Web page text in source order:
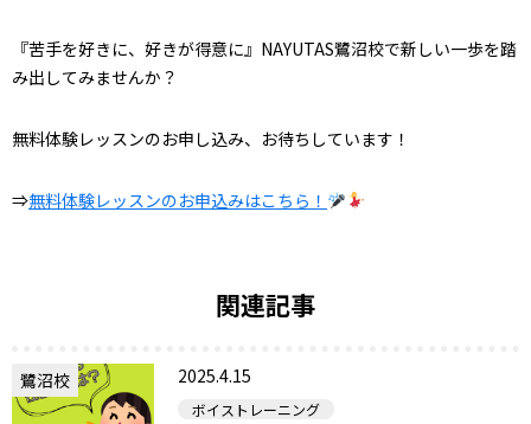
『苦手を好きに、好きが得意に』NAYUTAS鷺沼校で新しい一歩を踏
み出してみませんか？
無料体験レッスンのお申し込み、お待ちしています！
⇒無料体験レッスンのお申込みはこちら！
関連記事
鷺沼校 2025.4.15
ボイストレーニング